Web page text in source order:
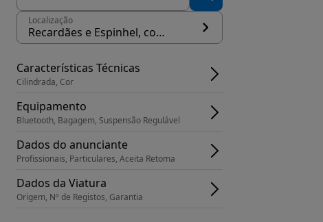
Localização
Recardães e Espinhel, concelho Águeda
Características Técnicas
Cilindrada, Cor
Equipamento
Bluetooth, Bagagem, Suspensão Regulável
Dados do anunciante
Profissionais, Particulares, Aceita Retoma
Dados da Viatura
Origem, Nº de Registos, Garantia